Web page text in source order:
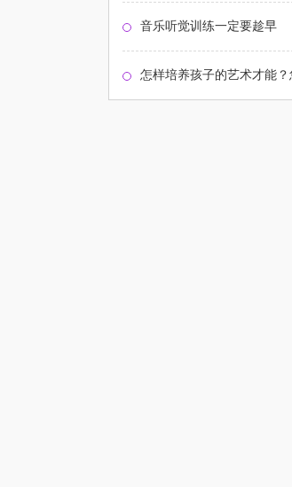
音乐听觉训练一定要趁早
怎样培养孩子的艺术才能？